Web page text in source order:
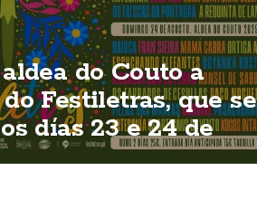
do Couto a
Festiletras, que se
días 23 e 24 de